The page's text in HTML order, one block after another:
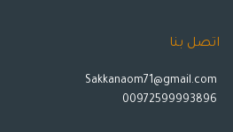
اتصل بنا
Sakkanaom71@gmail.com